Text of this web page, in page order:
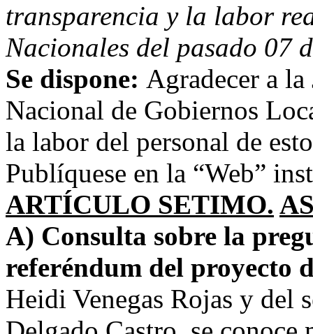
transparencia y la labor
Nacionales del pasado 07
Se dispone: Agradecer a
Nacional de Gobiernos
la labor del personal de
Publíquese en la “Web”
ARTÍCULO SETIMO.
A) Consulta sobre la
referéndum del proyecto
Heidi Venegas Rojas y del